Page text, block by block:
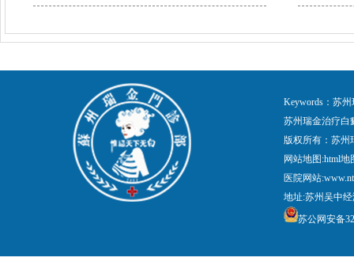
Keywords：苏
苏州瑞金治疗白
版权所有：苏
网站地图:html地
医院网站
地址:苏州吴中
苏公网安备